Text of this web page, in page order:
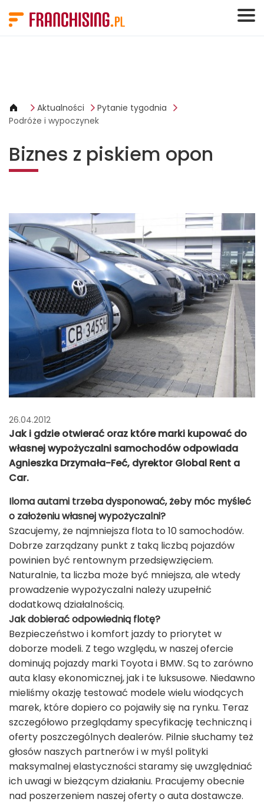
Aktualności
Pytanie tygodnia
Podróże i wypoczynek
Biznes z piskiem opon
26.04.2012
Jak i gdzie otwierać oraz które marki kupować do
własnej wypożyczalni samochodów odpowiada
Agnieszka Drzymała-Feć, dyrektor Global Rent a
Car.
Iloma autami trzeba dysponować, żeby móc myśleć
o założeniu własnej wypożyczalni?
Szacujemy, że najmniejsza flota to 10 samochodów.
Dobrze zarządzany punkt z taką liczbą pojazdów
powinien być rentownym przedsięwzięciem.
Naturalnie, ta liczba może być mniejsza, ale wtedy
prowadzenie wypożyczalni należy uzupełnić
dodatkową działalnością.
Jak dobierać odpowiednią flotę?
Bezpieczeństwo i komfort jazdy to priorytet w
doborze modeli. Z tego względu, w naszej ofercie
dominują pojazdy marki Toyota i BMW. Są to zarówno
auta klasy ekonomicznej, jak i te luksusowe. Niedawno
mieliśmy okazję testować modele wielu wiodących
marek, które dopiero co pojawiły się na rynku. Teraz
szczegółowo przeglądamy specyfikację techniczną i
oferty poszczególnych dealerów. Pilnie słuchamy też
głosów naszych partnerów i w myśl polityki
maksymalnej elastyczności staramy się uwzględniać
ich uwagi w bieżącym działaniu. Pracujemy obecnie
nad poszerzeniem naszej oferty o auta dostawcze.